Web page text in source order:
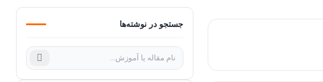
جستجو در نوشته‌ها